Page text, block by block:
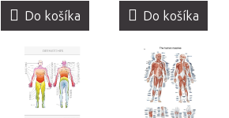
Do košíka
Do košíka